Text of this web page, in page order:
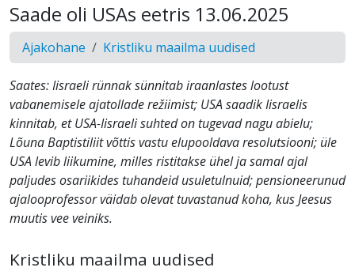
Saade oli USAs eetris 13.06.2025
Ajakohane Kristliku maailma uudised
Saates: Iisraeli rünnak sünnitab iraanlastes lootust
vabanemisele ajatollade režiimist; USA saadik Iisraelis
kinnitab, et USA-Iisraeli suhted on tugevad nagu abielu;
Lõuna Baptistiliit võttis vastu elupooldava resolutsiooni; üle
USA levib liikumine, milles ristitakse ühel ja samal ajal
paljudes osariikides tuhandeid usuletulnuid; pensioneerunud
ajalooprofessor väidab olevat tuvastanud koha, kus Jeesus
muutis vee veiniks.
Kristliku maailma uudised